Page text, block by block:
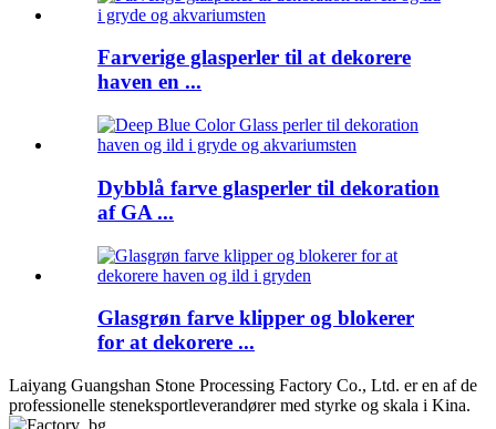
Farverige glasperler til at dekorere
haven en ...
Dybblå farve glasperler til dekoration
af GA ...
Glasgrøn farve klipper og blokerer
for at dekorere ...
Laiyang Guangshan Stone Processing Factory Co., Ltd. er en af ​​de
professionelle steneksportleverandører med styrke og skala i Kina.